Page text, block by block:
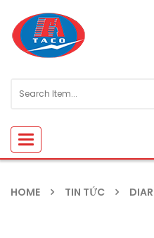
Toggle
navigation
HOME TIN TỨC